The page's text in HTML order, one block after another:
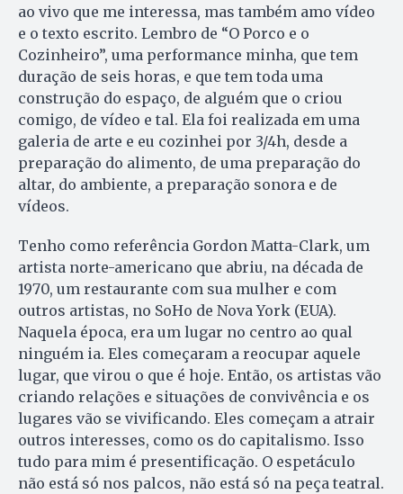
ao vivo que me interessa, mas também amo vídeo
e o texto escrito. Lembro de “O Porco e o
Cozinheiro”, uma performance minha, que tem
duração de seis horas, e que tem toda uma
construção do espaço, de alguém que o criou
comigo, de vídeo e tal. Ela foi realizada em uma
galeria de arte e eu cozinhei por 3/4h, desde a
preparação do alimento, de uma preparação do
altar, do ambiente, a preparação sonora e de
vídeos.
Tenho como referência Gordon Matta-Clark, um
artista norte-americano que abriu, na década de
1970, um restaurante com sua mulher e com
outros artistas, no SoHo de Nova York (EUA).
Naquela época, era um lugar no centro ao qual
ninguém ia. Eles começaram a reocupar aquele
lugar, que virou o que é hoje. Então, os artistas vão
criando relações e situações de convivência e os
lugares vão se vivificando. Eles começam a atrair
outros interesses, como os do capitalismo. Isso
tudo para mim é presentificação. O espetáculo
não está só nos palcos, não está só na peça teatral.